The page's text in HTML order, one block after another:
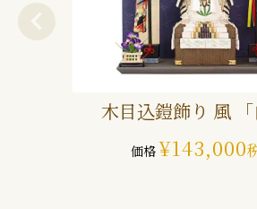
木目込鎧飾り 風 「
価格 ¥143,000